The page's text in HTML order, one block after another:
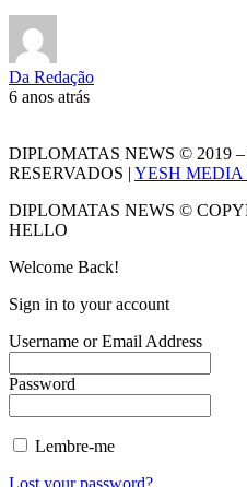
Da Redação
6 anos atrás
DIPLOMATAS NEWS © 2019
RESERVADOS | YESH MEDIA
DIPLOMATAS NEWS ©
HELLO
Welcome Back!
Sign in to your account
Username or Email Address
Password
Lembre-me